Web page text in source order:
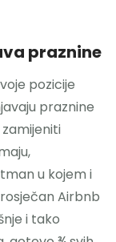
praznine
pozicije
praznine
u kojem i
Airbnb
i tako